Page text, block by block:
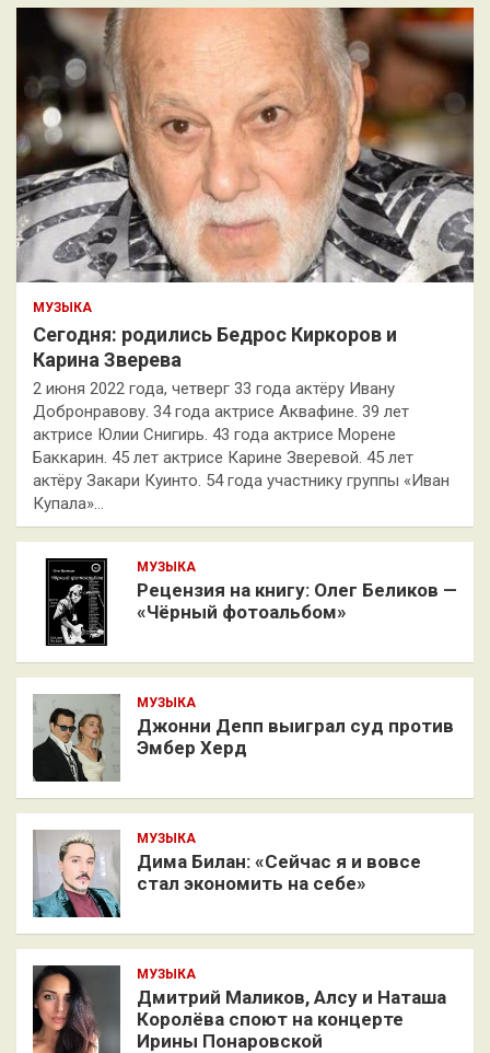
МУЗЫКА
Сегодня: родились Бедрос Киркоров и
Карина Зверева
2 июня 2022 года, четверг 33 года актёру Ивану
Добронравову. 34 года актрисе Аквафине. 39 лет
актрисе Юлии Снигирь. 43 года актрисе Морене
Баккарин. 45 лет актрисе Карине Зверевой. 45 лет
актёру Закари Куинто. 54 года участнику группы «Иван
Купала»…
МУЗЫКА
Рецензия на книгу: Олег Беликов —
«Чёрный фотоальбом»
МУЗЫКА
Джонни Депп выиграл суд против
Эмбер Херд
МУЗЫКА
Дима Билан: «Сейчас я и вовсе
стал экономить на себе»
МУЗЫКА
Дмитрий Маликов, Алсу и Наташа
Королёва споют на концерте
Ирины Понаровской